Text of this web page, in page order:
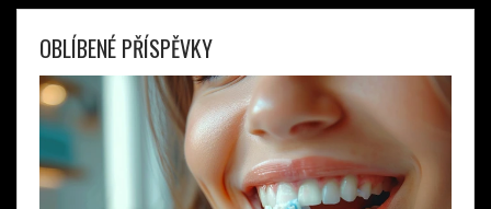
OBLÍBENÉ PŘÍSPĚVKY